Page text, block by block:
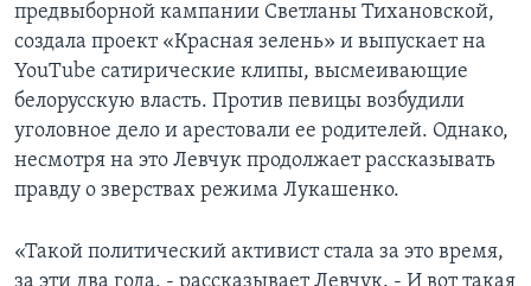
предвыборной кампании Светланы Тихановской,
создала проект «Красная зелень» и выпускает на
YouTube сатирические клипы, высмеивающие
белорусскую власть. Против певицы возбудили
уголовное дело и арестовали ее родителей. Однако,
несмотря на это Левчук продолжает рассказывать
правду о зверствах режима Лукашенко.
«Такой политический активист стала за это время,